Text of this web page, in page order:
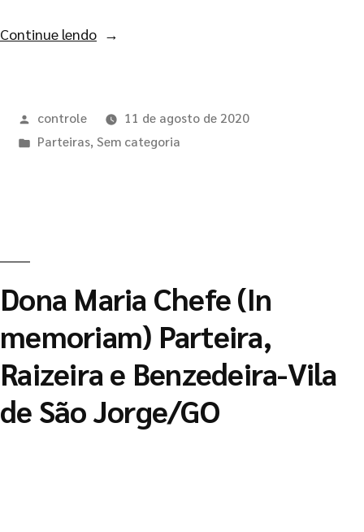
Continue lendo
controle
11 de agosto de 2020
Parteiras, Sem categoria
Dona Maria Chefe (In
memoriam) Parteira,
Raizeira e Benzedeira-Vila
de São Jorge/GO